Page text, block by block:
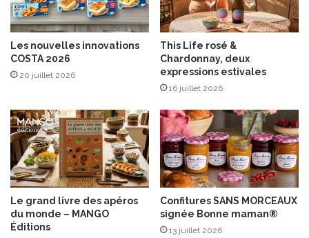
n
s
Les nouvelles innovations
COSTA 2026
20 juillet 2026
This Life rosé &
Chardonnay, deux
expressions estivales
16 juillet 2026
Le grand livre des apéros
du monde – MANGO
Éditions
Confitures SANS MORCEAUX
signée Bonne maman®
13 juillet 2026